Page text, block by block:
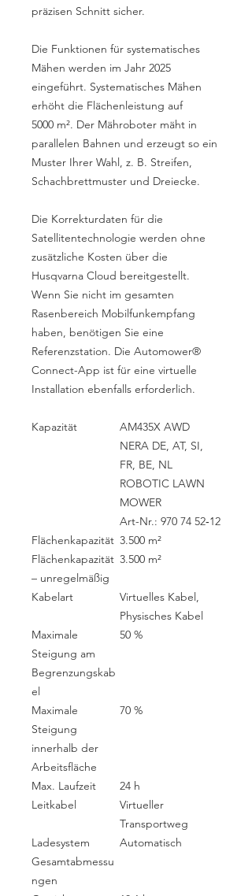
präzisen Schnitt sicher.
Die Funktionen für systematisches
Mähen werden im Jahr 2025
eingeführt. Systematisches Mähen
erhöht die Flächenleistung auf
5000 m². Der Mähroboter mäht in
parallelen Bahnen und erzeugt so ein
Muster Ihrer Wahl, z. B. Streifen,
Schachbrettmuster und Dreiecke.
Die Korrekturdaten für die
Satellitentechnologie werden ohne
zusätzliche Kosten über die
Husqvarna Cloud bereitgestellt.
Wenn Sie nicht im gesamten
Rasenbereich Mobilfunkempfang
haben, benötigen Sie eine
Referenzstation. Die Automower®
Connect-App ist für eine virtuelle
Installation ebenfalls erforderlich.
Kapazität
AM435X AWD
NERA DE, AT, SI,
FR, BE, NL
ROBOTIC LAWN
MOWER
Art-Nr.: 970 74 52‑12
Flächenkapazität 3.500 m²
Flächenkapazität
– unregelmäßig
3.500 m²
Kabelart
Virtuelles Kabel,
Physisches Kabel
Maximale
Steigung am
Begrenzungskab
el
50 %
Maximale
Steigung
innerhalb der
Arbeitsfläche
70 %
Max. Laufzeit
24 h
Leitkabel
Virtueller
Transportweg
Ladesystem
Automatisch
Gesamtabmessu
ngen